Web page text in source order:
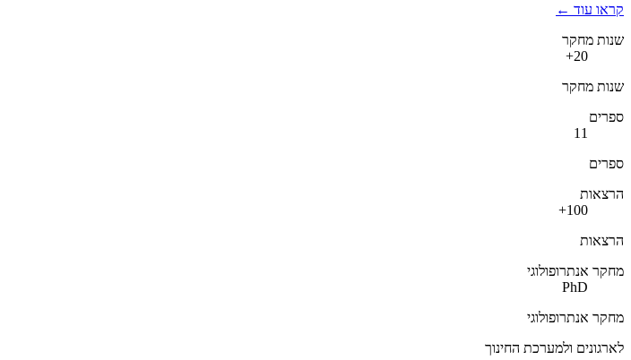
קראו עוד ←
שנות מחקר
20+
שנות מחקר
ספרים
11
ספרים
הרצאות
100+
הרצאות
מחקר אנתרופולוגי
PhD
מחקר אנתרופולוגי
לארגונים ולמערכת החינוך